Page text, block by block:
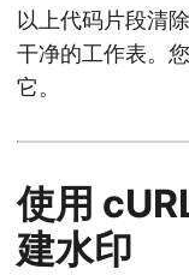
以上代码片段清
干净的工作表。
它。
使用
建水印